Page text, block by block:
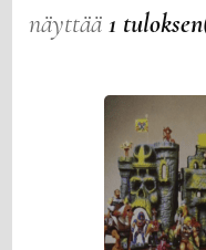
näyttää1